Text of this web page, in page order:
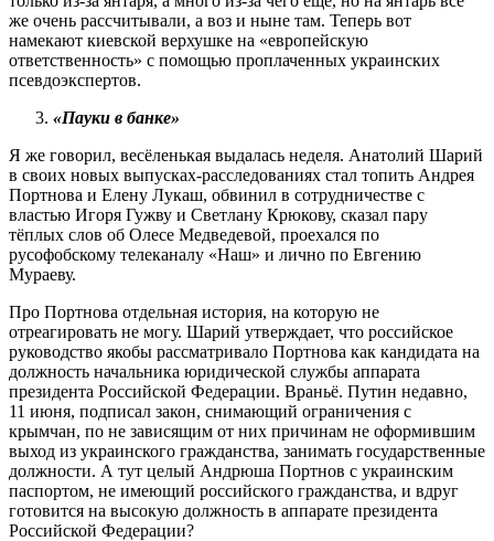
же очень рассчитывали, а воз и ныне там. Теперь вот
намекают киевской верхушке на «европейскую
ответственность» с помощью проплаченных украинских
псевдоэкспертов.
«Пауки в банке»
Я же говорил, весёленькая выдалась неделя. Анатолий Шарий
в своих новых выпусках-расследованиях стал топить Андрея
Портнова и Елену Лукаш, обвинил в сотрудничестве с
властью Игоря Гужву и Светлану Крюкову, сказал пару
тёплых слов об Олесе Медведевой, проехался по
русофобскому телеканалу «Наш» и лично по Евгению
Мураеву.
Про Портнова отдельная история, на которую не
отреагировать не могу. Шарий утверждает, что российское
руководство якобы рассматривало Портнова как кандидата на
должность начальника юридической службы аппарата
президента Российской Федерации. Враньё. Путин недавно,
11 июня, подписал закон, снимающий ограничения с
крымчан, по не зависящим от них причинам не оформившим
выход из украинского гражданства, занимать государственные
должности. А тут целый Андрюша Портнов с украинским
паспортом, не имеющий российского гражданства, и вдруг
готовится на высокую должность в аппарате президента
Российской Федерации?